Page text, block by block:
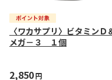
〈ワカサプリ〉ビタミンＤ
メガ－３ １個
2,850円